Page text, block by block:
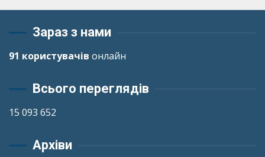
Зараз з нами
91 користувачів онлайн
Всього переглядів
15 093 652
Архіви